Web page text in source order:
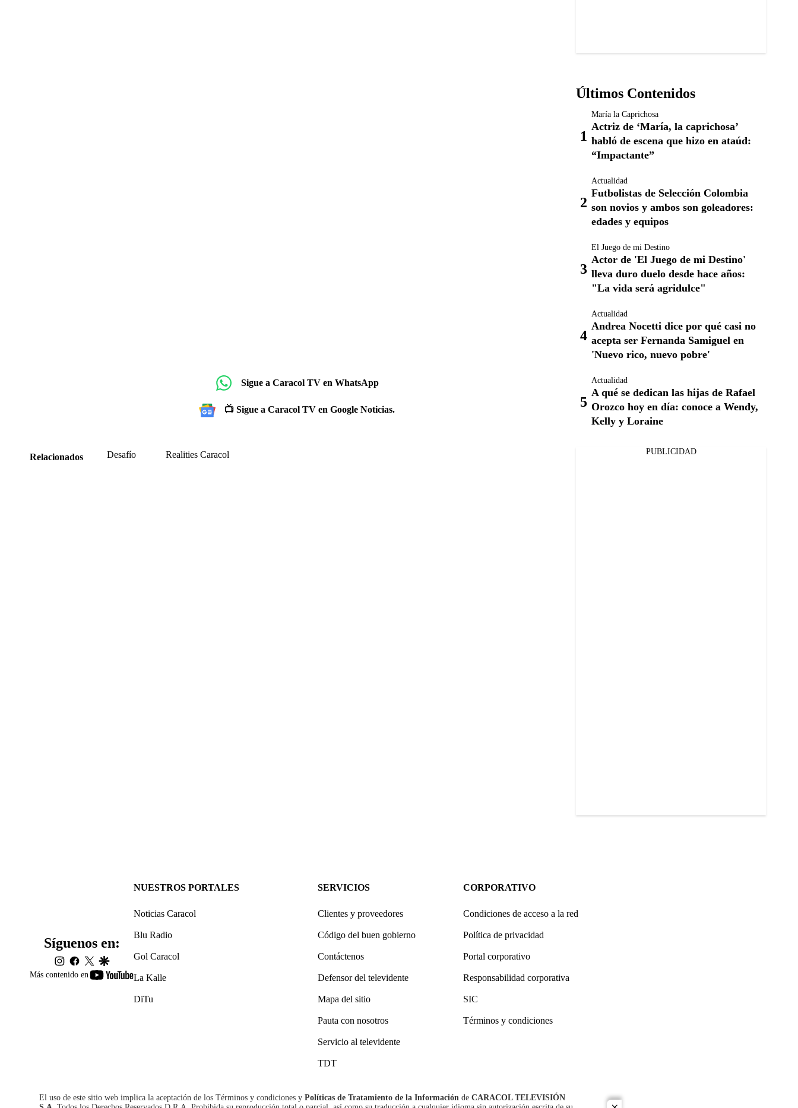
Sigue a Caracol TV en WhatsApp
📺 Sigue a Caracol TV en Google Noticias.
Relacionados Desafío Realities Caracol
Últimos Contenidos
María la Caprichosa
Actriz de ‘María, la caprichosa’
habló de escena que hizo en ataúd:
“Impactante”
Actualidad
Futbolistas de Selección Colombia
son novios y ambos son goleadores:
edades y equipos
El Juego de mi Destino
Actor de 'El Juego de mi Destino'
lleva duro duelo desde hace años:
"La vida será agridulce"
Actualidad
Andrea Nocetti dice por qué casi no
acepta ser Fernanda Samiguel en
'Nuevo rico, nuevo pobre'
Actualidad
A qué se dedican las hijas de Rafael
Orozco hoy en día: conoce a Wendy,
Kelly y Loraine
PUBLICIDAD
Más contenido en
youtube-
Síguenos en:
instagram
facebook
twittergoogle
NUESTROS PORTALES
Noticias Caracol
Blu Radio
Gol Caracol
La Kalle
DiTu
SERVICIOS
Clientes y proveedores
Código del buen gobierno
Contáctenos
Defensor del televidente
Mapa del sitio
Pauta con nosotros
Servicio al televidente
TDT
CORPORATIVO
Condiciones de acceso a la red
Política de privacidad
Portal corporativo
Responsabilidad corporativa
SIC
Términos y condiciones
El uso de este sitio web implica la aceptación de los Términos y condiciones y Políticas de Tratamiento de la Información de CARACOL TELEVISIÓN